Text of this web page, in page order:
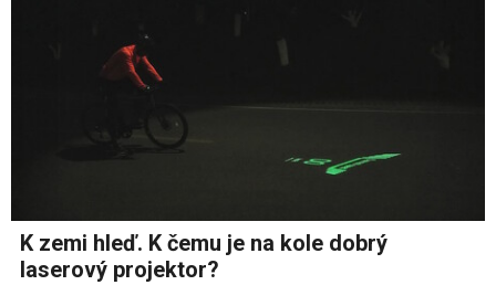
K zemi hleď. K čemu je na kole dobrý
laserový projektor?